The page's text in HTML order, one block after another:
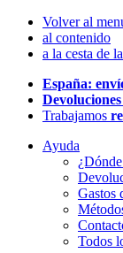
Volver al
al contenido
a la cesta de
España:
Trabajamos
Ayuda
Gastos
Todos